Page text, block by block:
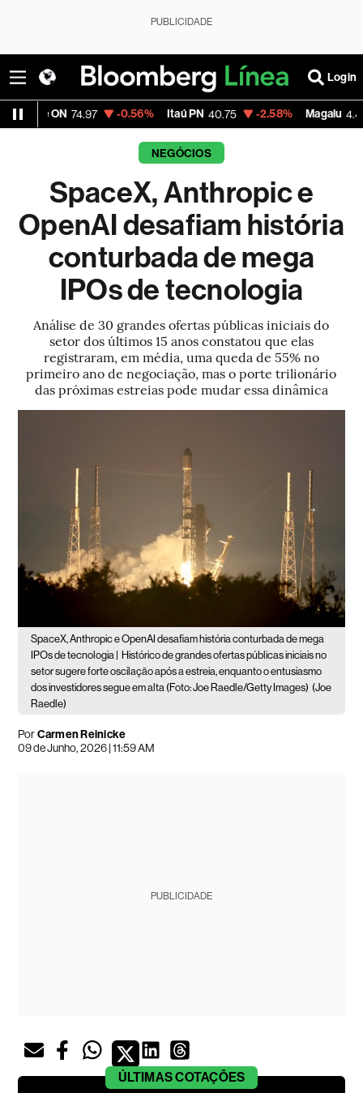
PUBLICIDADE
Login
-0.56% Itaú PN 40.75 -2.58% Magalu 4.40 -3.72%
NEGÓCIOS
SpaceX, Anthropic e
OpenAI desafiam história
conturbada de mega
IPOs de tecnologia
Análise de 30 grandes ofertas públicas iniciais do
setor dos últimos 15 anos constatou que elas
registraram, em média, uma queda de 55% no
primeiro ano de negociação, mas o porte trilionário
das próximas estreias pode mudar essa dinâmica
SpaceX, Anthropic e OpenAI desafiam história conturbada de mega
IPOs de tecnologia |
Histórico de grandes ofertas públicas iniciais no
setor sugere forte oscilação após a estreia, enquanto o entusiasmo
dos investidores segue em alta (Foto: Joe Raedle/Getty Images) (Joe
Raedle)
PorCarmen Reinicke
09 de Junho, 2026 | 11:59 AM
PUBLICIDADE
ÚLTIMASCOTAÇÕES